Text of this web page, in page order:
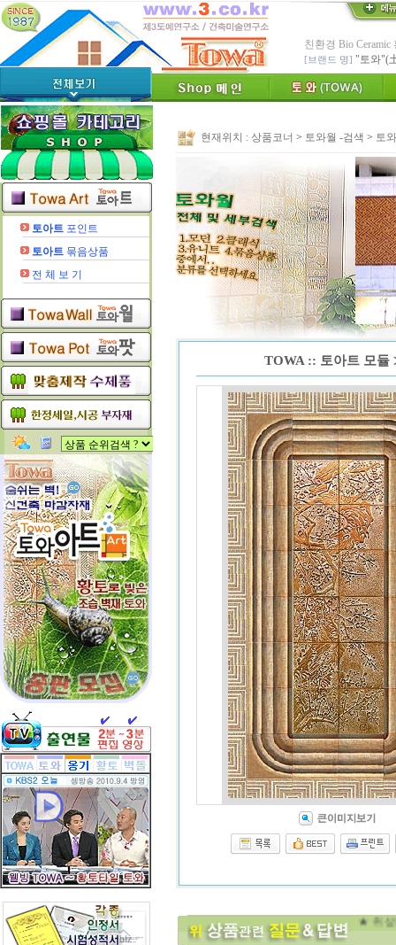
친환경 Bio
[브랜드 명] "토와"(
* 그림타일 벽화타
[공지]카탈로그,토
* TOWA 가상시공
- 토와 배치 디자
* TOWA 회원가입
-토와, 첫구매시 배
수수료 전액면제 (
[안내]신용카드 결
* Since : 1987 ~ 신
- 특허,의장,상표권
토아트 포인트
토아트 묶음상품
전 체 보 기
현재위치 : 상품코너 > 토와월 -검색 > 토
TOWA :: 토아트 모